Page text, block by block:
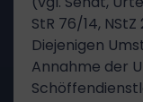
StR 76/14, NStZ
Diejenigen
Annahme der